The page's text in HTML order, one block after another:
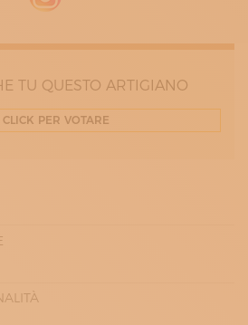
09:00 - 17:00
VENERDÌ
SABATO
TU QUESTO ARTIGIANO
PER VOTARE